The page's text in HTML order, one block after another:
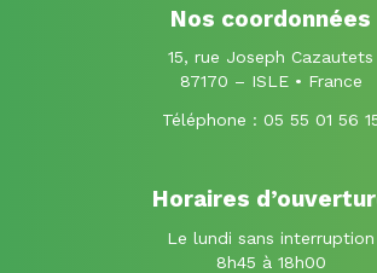
Facebook
Nos coordonnées
15, rue Joseph Cazautets
87170 – ISLE • France
Téléphone : 05 55 01 56
Horaires
Le lundi sans interruption
8h45 à 18h00